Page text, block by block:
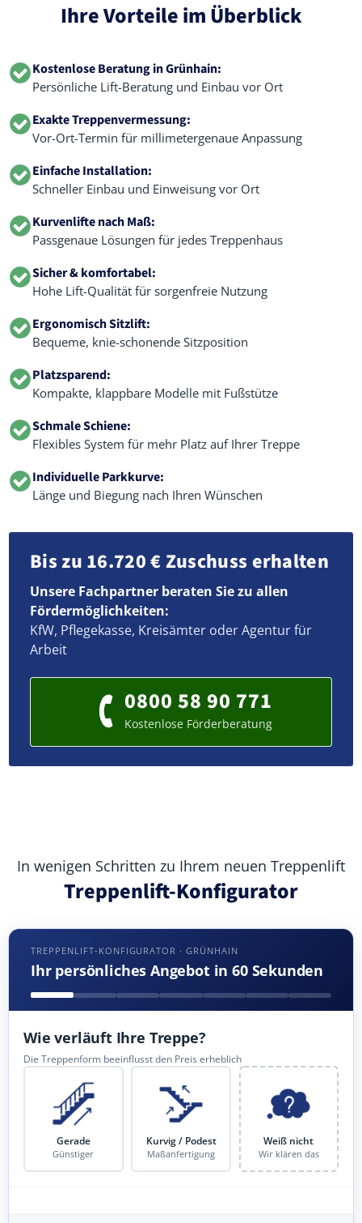
Ihre Vorteile im Überblick
Kostenlose Beratung in Grünhain:
Persönliche Lift-Beratung und Einbau vor Ort
Exakte Treppenvermessung:
Vor-Ort-Termin für millimetergenaue Anpassung
Einfache Installation:
Schneller Einbau und Einweisung vor Ort
Kurvenlifte nach Maß:
Passgenaue Lösungen für jedes Treppenhaus
Sicher & komfortabel:
Hohe Lift-Qualität für sorgenfreie Nutzung
Ergonomisch Sitzlift:
Bequeme, knie-schonende Sitzposition
Platzsparend:
Kompakte, klappbare Modelle mit Fußstütze
Schmale Schiene:
Flexibles System für mehr Platz auf Ihrer Treppe
Individuelle Parkkurve:
Länge und Biegung nach Ihren Wünschen
Bis zu 16.720 € Zuschuss erhalten
Unsere Fachpartner beraten Sie zu allen
Fördermöglichkeiten:
KfW, Pflegekasse, Kreisämter oder Agentur für
Arbeit
0800 58 90 771
Kostenlose Förderberatung
In wenigen Schritten zu Ihrem neuen Treppenlift
Treppenlift-Konfigurator
TREPPENLIFT-KONFIGURATOR · GRÜNHAIN
Ihr persönliches Angebot in 60 Sekunden
Wie verläuft Ihre Treppe?
Die Treppenform beeinflusst den Preis erheblich
Gerade
Günstiger
Kurvig / Podest
Maßanfertigung
Weiß nicht
Wir klären das